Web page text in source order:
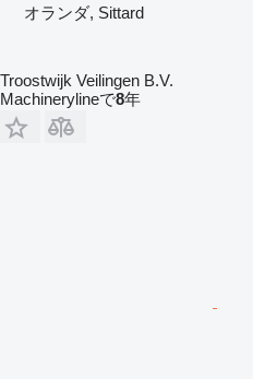
オランダ, Sittard
Troostwijk Veilingen B.V.
Machinerylineで8年